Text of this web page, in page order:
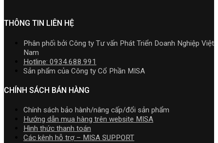
Download
nghiệp
nhất
mới
2026
R2
cập
5.5.2
THÔNG TIN LIÊN HỆ
Phân phối bởi Công ty Tư vấn Phát Triển Doanh Nghiệp Việt
Nam
Hotline: 0934.688.991
Sản phẩm của Công ty Cổ Phần MISA
CHÍNH SÁCH BÁN HÀNG
Chính sách bảo hành/nâng cấp/đổi sản phẩm
Hướng dẫn mua hàng trên website MISA
Hình thức thanh toán
Các kênh hỗ trợ – MISA SUPPORT